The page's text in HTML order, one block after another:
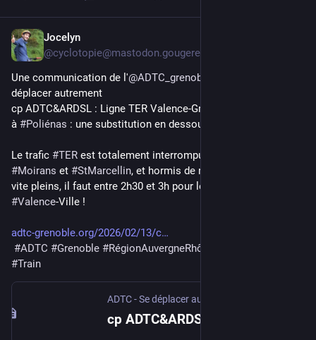
Jocelyn
@cyclotopie@mastodon.gougere.fr
Une communication de l'@ADTC_grenoble
déplacer autrement
cp ADTC&ARDSL : Ligne TER Valence-Grenoble : Eboulement
à #Poliénas : une substitution en dessous des besoins
Le trafic #TER
#Moirans et #StMarcellin, et hormis de rares cars directs très
vite pleins, il faut entre 2h30 et 3h pour le trajet
#Valence-Ville !
adtc-grenoble.org/2026/02/13/c
#ADTC #Grenoble #RégionAuvergneRhôneAlpes
#Train
ADTC - Se déplacer autrement